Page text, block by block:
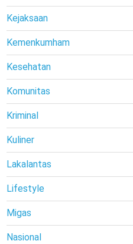
Kejaksaan
Kemenkumham
Kesehatan
Komunitas
Kriminal
Kuliner
Lakalantas
Lifestyle
Migas
Nasional